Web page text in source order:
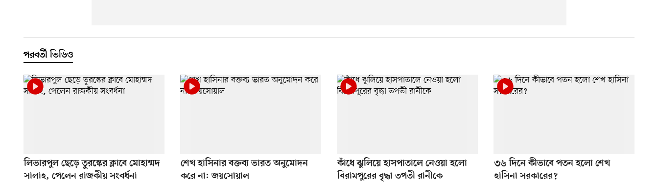
পরবর্তী ভিডিও
লিভারপুল ছেড়ে তুরস্কের ক্লাবে মোহাম্মদ
সালাহ, পেলেন রাজকীয় সংবর্ধনা
শেখ হাসিনার বক্তব্য ভারত অনুমোদন
করে না: জয়সোয়াল
কাঁধে ঝুলিয়ে হাসপাতালে নেওয়া হলো
বিরামপুরের বৃদ্ধা তপতী রানীকে
৩৬ দিনে কীভাবে পতন হলো শেখ
হাসিনা সরকারের?